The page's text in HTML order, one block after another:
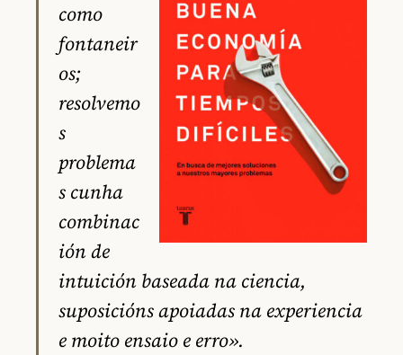
como
fontaneir
os;
resolvemo
s
problema
s cunha
combinac
ión de
intuición baseada na ciencia,
suposicións apoiadas na experiencia
e moito ensaio e erro».